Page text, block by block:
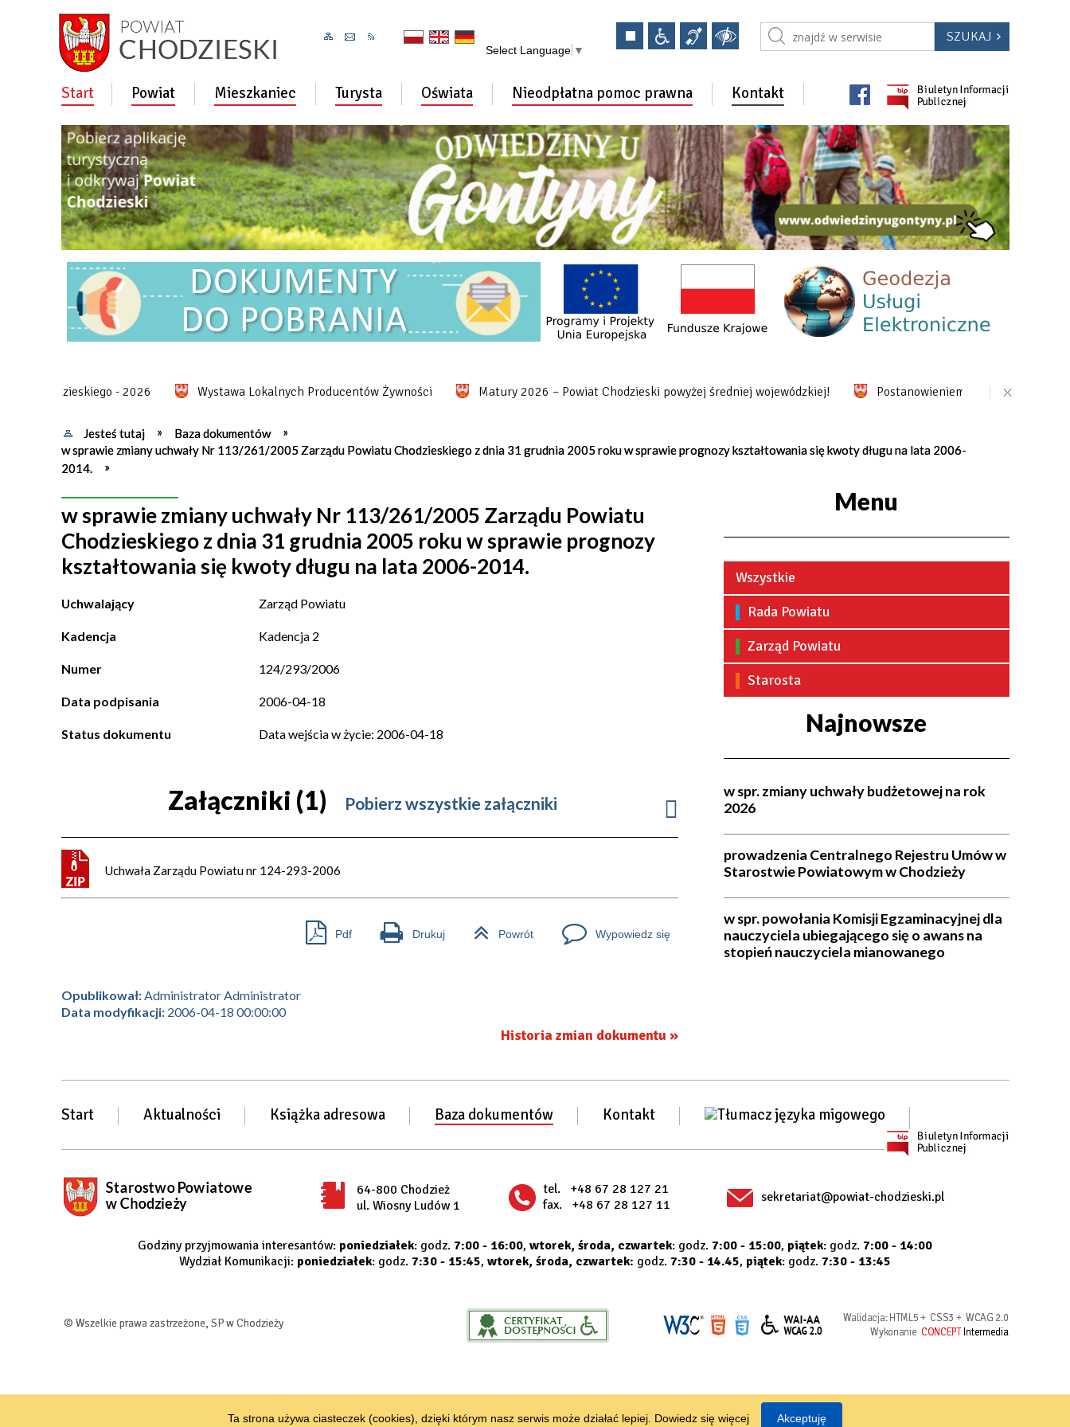
Select Language ▼
Start Powiat Mieszkaniec Turysta Oświata Nieodpłatna pomoc prawna Kontakt
Chodzieskiego - 2026 Wystawa Lokalnych Producentów Żywności Matury 2026 – Powiat Chodzieski powyżej średniej wojewódzkiej! Postanowieniem z dnia 05.09.2023r. -
Jesteś tutaj
Baza dokumentów
w sprawie zmiany uchwały Nr 113/261/2005 Zarządu Powiatu Chodzieskiego z dnia 31 grudnia 2005 roku w sprawie prognozy kształtowania się kwoty długu na lata 2006-
2014.
w sprawie zmiany uchwały Nr 113/261/2005 Zarządu Powiatu
Chodzieskiego z dnia 31 grudnia 2005 roku w sprawie prognozy
kształtowania się kwoty długu na lata 2006-2014.
Uchwalający Zarząd Powiatu
Kadencja Kadencja 2
Numer 124/293/2006
Data podpisania 2006-04-18
Status dokumentu Data wejścia w życie: 2006-04-18
Załączniki (1) Pobierz wszystkie załączniki
Uchwała Zarządu Powiatu nr 124-293-2006
Pdf Drukuj Powrót Wypowiedz się
Opublikował:Administrator Administrator
Data modyfikacji:2006-04-18 00:00:00
Historia zmian dokumentu »
Menu
Wszystkie
Rada Powiatu
Zarząd Powiatu
Starosta
Najnowsze
w spr. zmiany uchwały budżetowej na rok
2026
prowadzenia Centralnego Rejestru Umów w
Starostwie Powiatowym w Chodzieży
w spr. powołania Komisji Egzaminacyjnej dla
nauczyciela ubiegającego się o awans na
stopień nauczyciela mianowanego
Start Aktualności Książka adresowa Baza dokumentów Kontakt
64-800 Chodzież
ul. Wiosny Ludów 1
tel.
+48 67 28 127 21
fax.
+48 67 28 127 11 sekretariat@powiat-chodzieski.pl
Godziny przyjmowania interesantów: poniedziałek: godz. 7:00 - 16:00, wtorek, środa, czwartek: godz. 7:00 - 15:00, piątek: godz. 7:00 - 14:00
Wydział Komunikacji: poniedziałek: godz. 7:30 - 15:45, wtorek, środa, czwartek: godz. 7:30 - 14.45, piątek: godz. 7:30 - 13:45
© Wszelkie prawa zastrzeżone, SP w Chodzieży Walidacja: HTML5+ CSS3 + WCAG 2.0
Wykonanie CONCEPTIntermedia
Ta strona używa ciasteczek (cookies), dzięki którym nasz serwis może działać lepiej. Dowiedz się więcej Akceptuję